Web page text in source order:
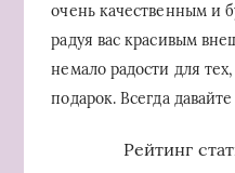
очень качественным и
радуя вас красивым
немало радости для
подарок. Всегда
Рейтинг